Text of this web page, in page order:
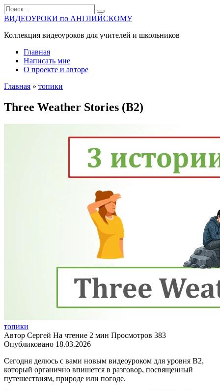
Перейти
к
содержанию
Search
for:
ВИДЕОУРОКИ по АНГЛИЙСКОМУ
Коллекция видеоуроков для учителей и школьников
Главная
Написать мне
О проекте и авторе
Главная » топики
Three Weather Stories (B2)
топики
Автор Сергей На чтение 2 мин Просмотров 383
Опубликовано 18.03.2026
Сегодня делюсь с вами новым видеоуроком для уровня B2,
который органично впишется в разговор, посвященный
путешествиям, природе или погоде.